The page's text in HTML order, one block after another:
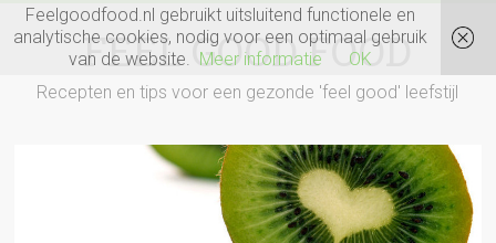
naar
FEEL GOOD FOOD
Recepten en tips voor een gezonde 'feel good' leefstijl
Feelgoodfood.nl gebruikt uitsluitend functionele en
analytische cookies, nodig voor een optimaal gebruik
van de website. Meer informatie OK